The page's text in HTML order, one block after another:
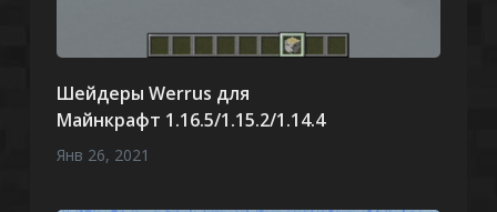
Шейдеры Werrus для
Майнкрафт 1.16.5/1.15.2/1.14.4
Янв 26, 2021